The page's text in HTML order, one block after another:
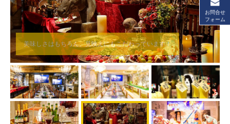
美味しさはもちろん、見映えにもこだわっています！
お問合せ
フォーム